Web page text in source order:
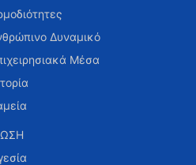
Δυναμικό
Μέσα